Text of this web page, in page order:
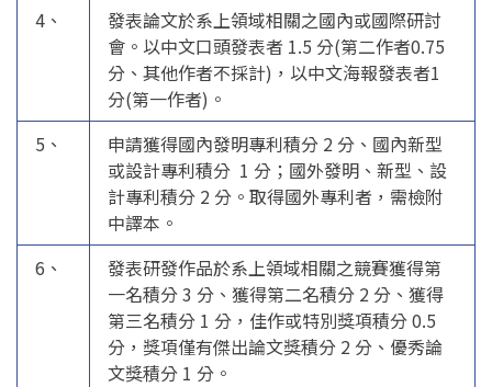
4、
發表論文於系上領域相關之國內或國際研討
會。以中文口頭發表者 1.5 分(第二作者0.75
分、其他作者不採計)，以中文海報發表者1
分(第一作者)。
5、
申請獲得國內發明專利積分 2 分、國內新型
或設計專利積分 1 分；國外發明、新型、設
計專利積分 2 分。取得國外專利者，需檢附
中譯本。
6、
發表研發作品於系上領域相關之競賽獲得第
一名積分 3 分、獲得第二名積分 2 分、獲得
第三名積分 1 分，佳作或特別獎項積分 0.5
分，獎項僅有傑出論文獎積分 2 分、優秀論
文獎積分 1 分。